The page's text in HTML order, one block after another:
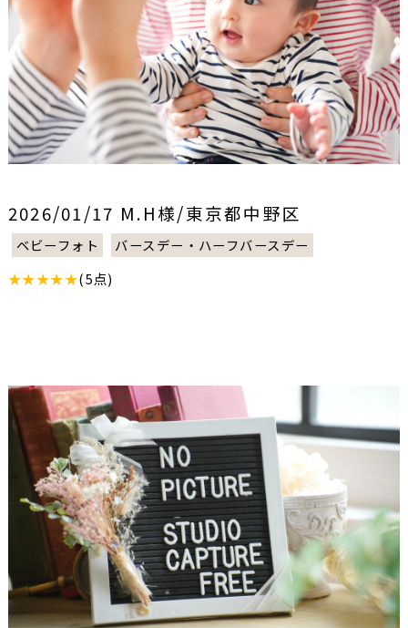
2026/01/17 M.H様/東京都中野区
ベビーフォト
バースデー・ハーフバースデー
★★★★★(5点)